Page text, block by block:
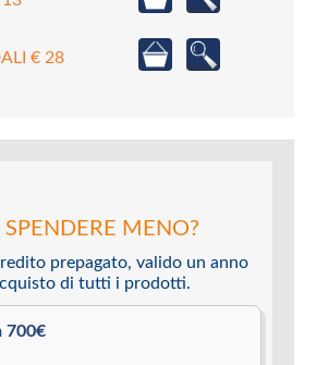
€ 28
MENO?
prepagato, valido un anno
di tutti i prodotti.
700€